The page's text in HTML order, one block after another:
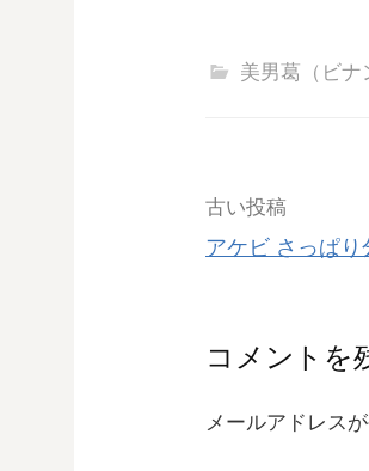
美男葛（ビナ
投
ナ
古い投稿
アケビ さっぱり
コメントを
メールアドレス